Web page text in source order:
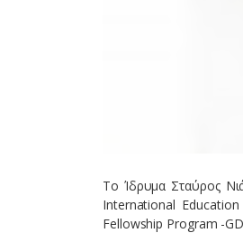
Το Ίδρυμα Σταύρος
International
Fellowship Program -